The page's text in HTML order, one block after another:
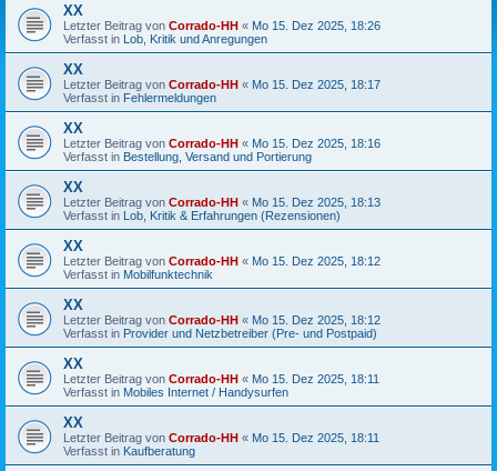
XX
Letzter Beitrag von Corrado-HH « Mo 15. Dez 2025, 18:26
Verfasst in Lob, Kritik und Anregungen
XX
Letzter Beitrag von Corrado-HH « Mo 15. Dez 2025, 18:17
Verfasst in Fehlermeldungen
XX
Letzter Beitrag von Corrado-HH « Mo 15. Dez 2025, 18:16
Verfasst in Bestellung, Versand und Portierung
XX
Letzter Beitrag von Corrado-HH « Mo 15. Dez 2025, 18:13
Verfasst in Lob, Kritik & Erfahrungen (Rezensionen)
XX
Letzter Beitrag von Corrado-HH « Mo 15. Dez 2025, 18:12
Verfasst in Mobilfunktechnik
XX
Letzter Beitrag von Corrado-HH « Mo 15. Dez 2025, 18:12
Verfasst in Provider und Netzbetreiber (Pre- und Postpaid)
XX
Letzter Beitrag von Corrado-HH « Mo 15. Dez 2025, 18:11
Verfasst in Mobiles Internet / Handysurfen
XX
Letzter Beitrag von Corrado-HH « Mo 15. Dez 2025, 18:11
Verfasst in Kaufberatung